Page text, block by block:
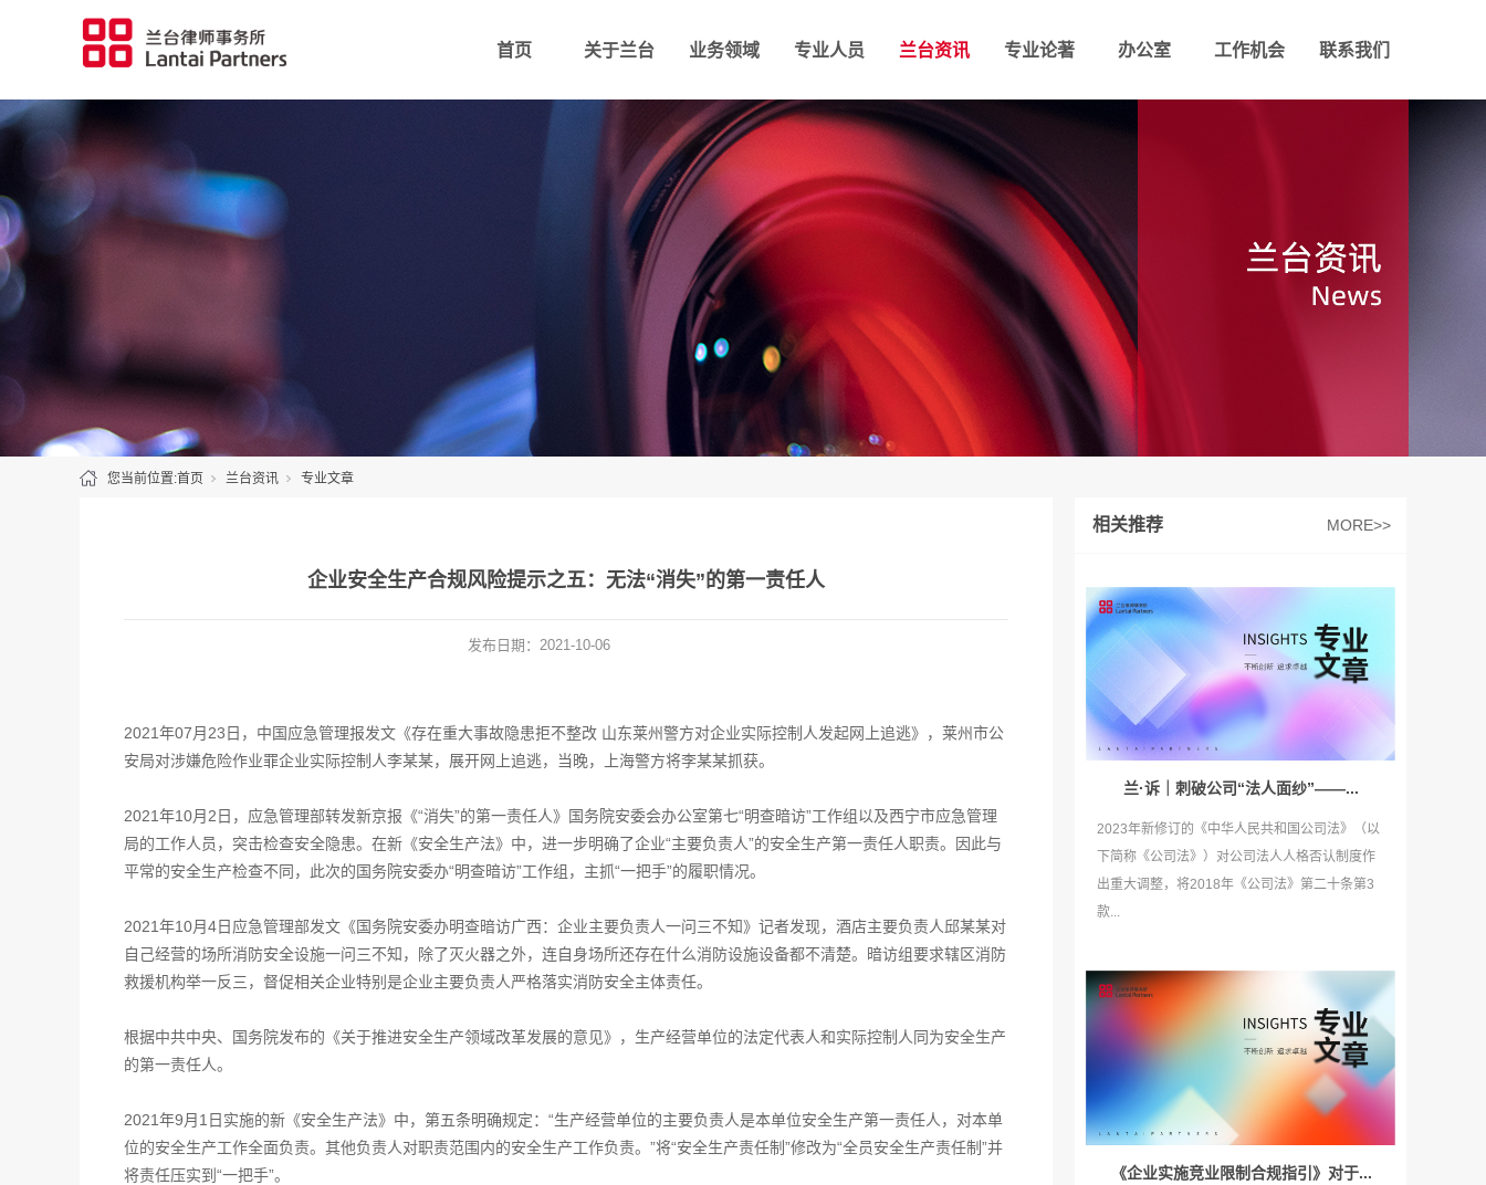
首页 关于兰台 业务领域 专业人员 兰台资讯 专业论著 办公室 工作机会 联系我们
您当前位置:首页 兰台资讯 专业文章
企业安全生产合规风险提示之五：无法“消失”的第一责任人
发布日期： 2021-10-06
2021年07月23日，中国应急管理报发文《存在重大事故隐患拒不整改 山东莱州警方对企业实际控制人发起网上追逃》，莱州市公
安局对涉嫌危险作业罪企业实际控制人李某某，展开网上追逃，当晚，上海警方将李某某抓获。
2021年10月2日，应急管理部转发新京报《“消失”的第一责任人》国务院安委会办公室第七“明查暗访”工作组以及西宁市应急管理
局的工作人员，突击检查安全隐患。在新《安全生产法》中，进一步明确了企业“主要负责人”的安全生产第一责任人职责。因此与
平常的安全生产检查不同，此次的国务院安委办“明查暗访”工作组，主抓“一把手”的履职情况。
2021年10月4日应急管理部发文《国务院安委办明查暗访广西：企业主要负责人一问三不知》记者发现，酒店主要负责人邱某某对
自己经营的场所消防安全设施一问三不知，除了灭火器之外，连自身场所还存在什么消防设施设备都不清楚。暗访组要求辖区消防
救援机构举一反三，督促相关企业特别是企业主要负责人严格落实消防安全主体责任。
根据中共中央、国务院发布的《关于推进安全生产领域改革发展的意见》，生产经营单位的法定代表人和实际控制人同为安全生产
的第一责任人。
2021年9月1日实施的新《安全生产法》中，第五条明确规定：“生产经营单位的主要负责人是本单位安全生产第一责任人，对本单
位的安全生产工作全面负责。其他负责人对职责范围内的安全生产工作负责。”将“安全生产责任制”修改为“全员安全生产责任制”并
将责任压实到“一把手”。
相关推荐 MORE>>
兰·诉｜刺破公司“法人面纱”——...
2023年新修订的《中华人民共和国公司法》（以
下简称《公司法》）对公司法人人格否认制度作
出重大调整，将2018年《公司法》第二十条第3
款...
《企业实施竞业限制合规指引》对于...